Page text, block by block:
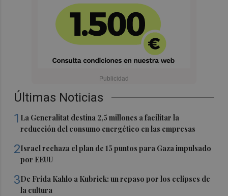
Últimas Noticias
1 La Generalitat destina 2,5 millones a facilitar la
reducción del consumo energético en las empresas
2Israel rechaza el plan de 15 puntos para Gaza impulsado
por EEUU
3De Frida Kahlo a Kubrick: un repaso por los eclipses de
la cultura